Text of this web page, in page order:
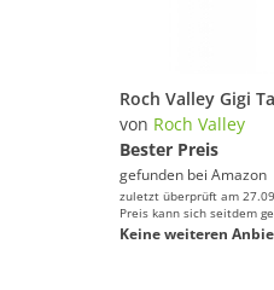
von Roch Valley
Bester Preis
gefunden bei Amazon
zuletzt überprüft am
Preis kann sich seitdem
Keine weiteren